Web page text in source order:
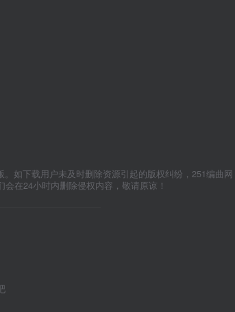
如下载用户未及时删除资源引起的版权纠纷，251编曲网
在24小时内删除侵权内容，敬请原谅！